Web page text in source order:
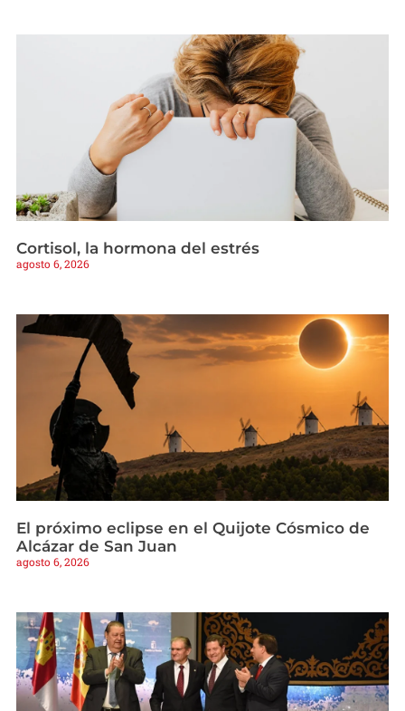
Cortisol, la hormona del estrés
agosto 6, 2026
El próximo eclipse en el Quijote Cósmico de
Alcázar de San Juan
agosto 6, 2026